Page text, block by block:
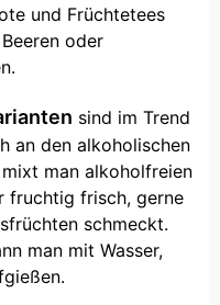
und Früchtetees
oder
sind im Trend
an den alkoholischen
man alkoholfreien
fruchtig frisch, gerne
schmeckt.
man mit Wasser,